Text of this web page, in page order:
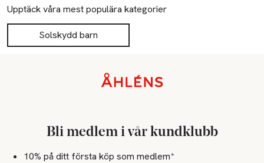
Upptäck våra mest populära kategorier
Solskydd barn
Bli medlem i vår kundklubb
10% på ditt första köp som medlem*